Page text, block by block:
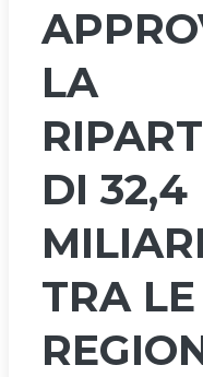
LA
DI 32,4
TRA LE